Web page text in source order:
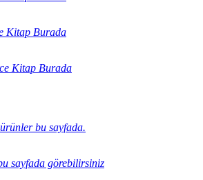
Kitap Burada
Kitap Burada
bu sayfada.
sayfada görebilirsiniz